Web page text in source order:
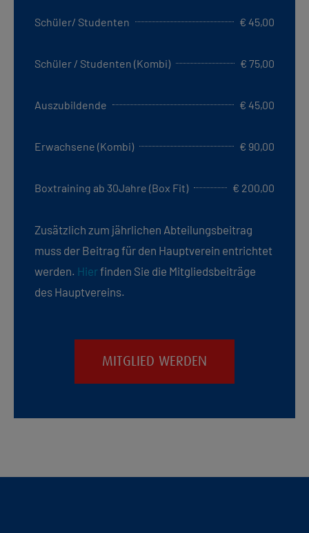
Schüler/ Studenten € 45,00
Schüler / Studenten (Kombi) € 75,00
Auszubildende € 45,00
Erwachsene (Kombi) € 90,00
Boxtraining ab 30Jahre (Box Fit) € 200,00
Zusätzlich zum jährlichen Abteilungsbeitrag
muss der Beitrag für den Hauptverein entrichtet
werden. Hierfinden Sie die Mitgliedsbeiträge
des Hauptvereins.
MITGLIED WERDEN